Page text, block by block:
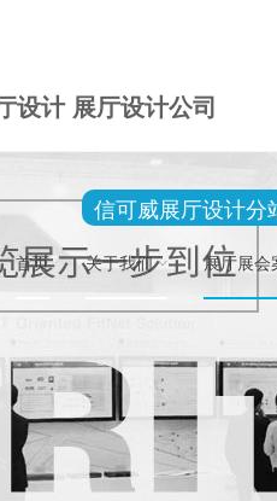
设计 展厅设计公司
信可威展厅设计分
首页 关于我们 展厅展会